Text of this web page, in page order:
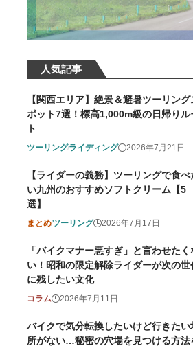
人気記事
【関西エリア】絶景＆避暑ツーリング
ポット7選！標高1,000m級の日帰りル
ト
ツーリングライディング 2026年7月21日
【ライダーの義務】ツーリングで食べ
い九州のおすすめソフトクリーム【5
選】
まとめツーリング 2026年7月17日
「バイクマナー悪すぎ」と言わせたく
い！昭和の限定解除ライダーが次の世
に残したい文化
コラム 2026年7月11日
バイクで気分転換したいけど行きたい
所がない…秘密の穴場を見つける方法